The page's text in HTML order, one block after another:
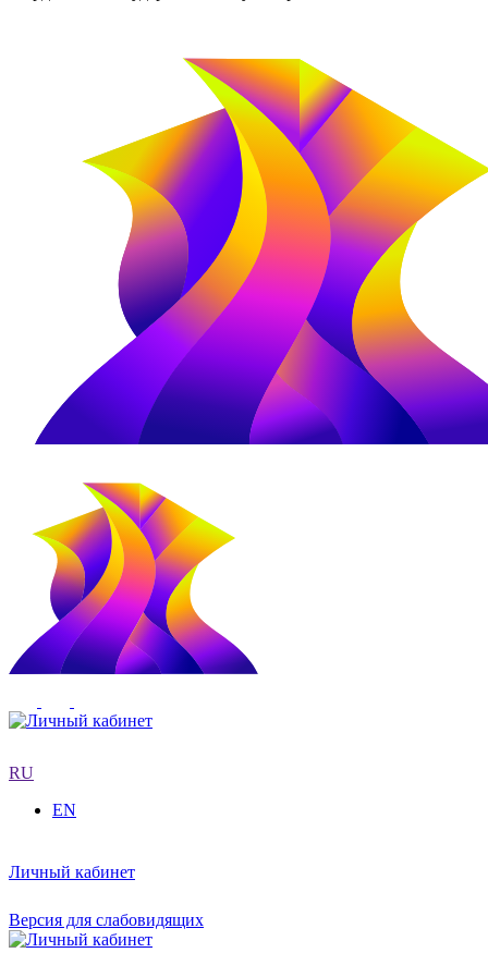
RU
EN
Личный кабинет
Версия для слабовидящих